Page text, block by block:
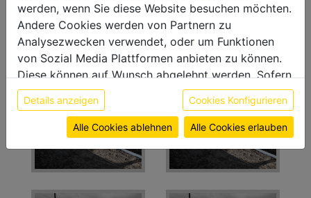
werden, wenn Sie diese Website besuchen möchten.
Andere Cookies werden von Partnern zu
Analysezwecken verwendet, oder um Funktionen
von Sozial Media Plattformen anbieten zu können.
Diese können auf Wunsch abgelehnt werden. Sofern
sie unsere Webseite weiter nutzen, geben Sie
Einwilligung zu unseren Cookies.
Weitere Informationen finden sie in unserer
Datenschutzerklärungbzw. im Impressum
Details anzeigen Cookies Konfigurieren
Alle Cookies ablehnen Alle Cookies erlauben